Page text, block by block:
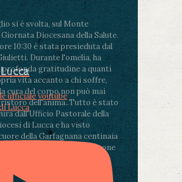
si è svolta, sul Monte
Diocesana della Salute.
10:30 è stata presieduta dal
Durante l'omelia, ha
profonda gratitudine a quanti
vita accanto a chi soffre,
cura del corpo non può mai
dell'anima..Tutto è stato
dall'Ufficio Pastorale della
di Lucca e ha visto
della Garfagnana centinaia
sanitari, volontari e persone
ufficiale youtube
Lucca